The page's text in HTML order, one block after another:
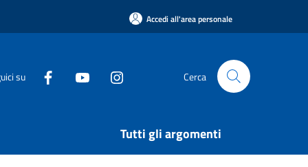
Accedi all'area personale
su Cerca
Tutti gli argomenti